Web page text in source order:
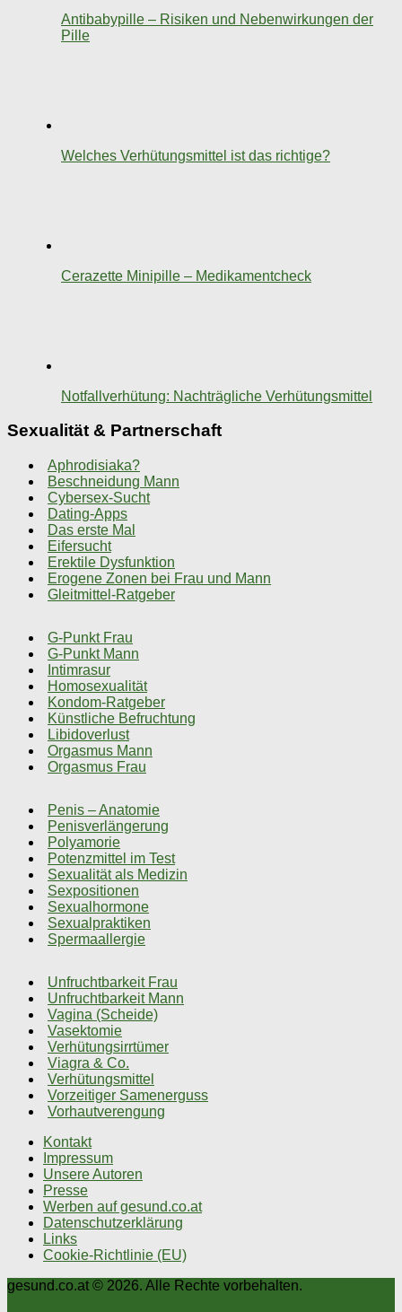
Antibabypille – Risiken und Nebenwirkungen der
Pille
Welches Verhütungsmittel ist das richtige?
Cerazette Minipille – Medikamentcheck
Notfallverhütung: Nachträgliche Verhütungsmittel
Sexualität & Partnerschaft
Aphrodisiaka?
Beschneidung Mann
Cybersex-Sucht
Dating-Apps
Das erste Mal
Eifersucht
Erektile Dysfunktion
Erogene Zonen bei Frau und Mann
Gleitmittel-Ratgeber
G-Punkt Frau
G-Punkt Mann
Intimrasur
Homosexualität
Kondom-Ratgeber
Künstliche Befruchtung
Libidoverlust
Orgasmus Mann
Orgasmus Frau
Penis – Anatomie
Penisverlängerung
Polyamorie
Potenzmittel im Test
Sexualität als Medizin
Sexpositionen
Sexualhormone
Sexualpraktiken
Spermaallergie
Unfruchtbarkeit Frau
Unfruchtbarkeit Mann
Vagina (Scheide)
Vasektomie
Verhütungsirrtümer
Viagra & Co.
Verhütungsmittel
Vorzeitiger Samenerguss
Vorhautverengung
Kontakt
Impressum
Unsere Autoren
Presse
Werben auf gesund.co.at
Datenschutzerklärung
Links
Cookie-Richtlinie (EU)
gesund.co.at © 2026. Alle Rechte vorbehalten.